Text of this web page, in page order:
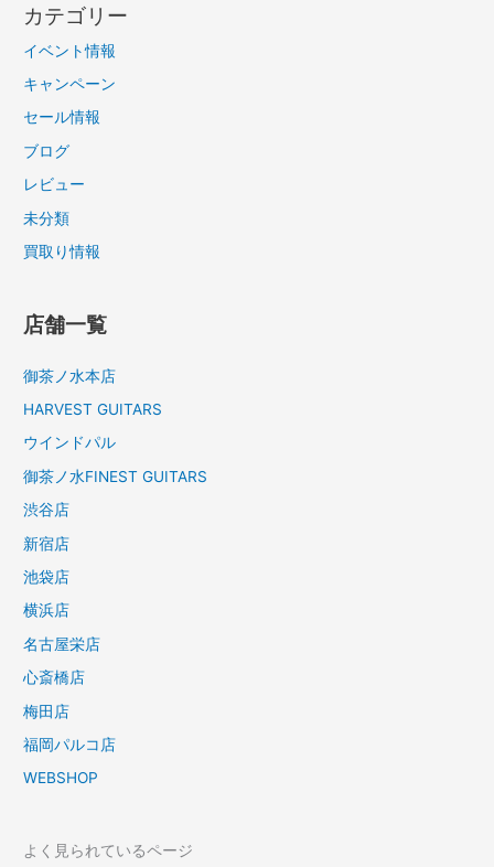
カテゴリー
イベント情報
キャンペーン
セール情報
ブログ
レビュー
未分類
買取り情報
店舗一覧
御茶ノ水本店
HARVEST GUITARS
ウインドパル
御茶ノ水FINEST GUITARS
渋谷店
新宿店
池袋店
横浜店
名古屋栄店
心斎橋店
梅田店
福岡パルコ店
WEBSHOP
よく見られているページ